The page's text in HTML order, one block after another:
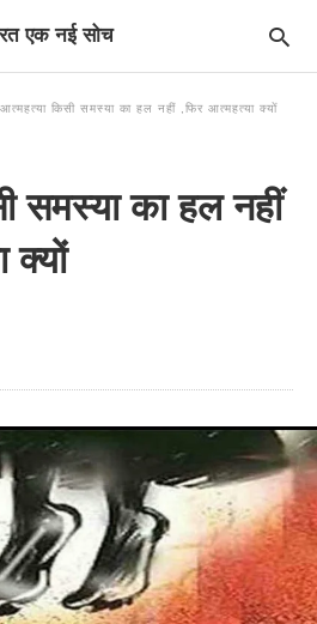
एक नई सोच
आत्महत्या किसी समस्या का हल नहीं ,फिर आत्महत्या क्यों
समस्या का हल नहीं
क्यों